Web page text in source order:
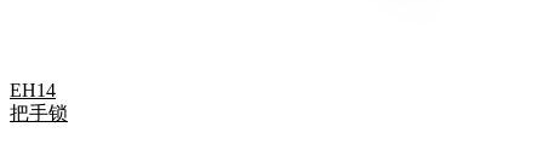
EH14
把手锁